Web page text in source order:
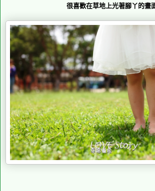
很喜歡在草地上光著腳丫的畫